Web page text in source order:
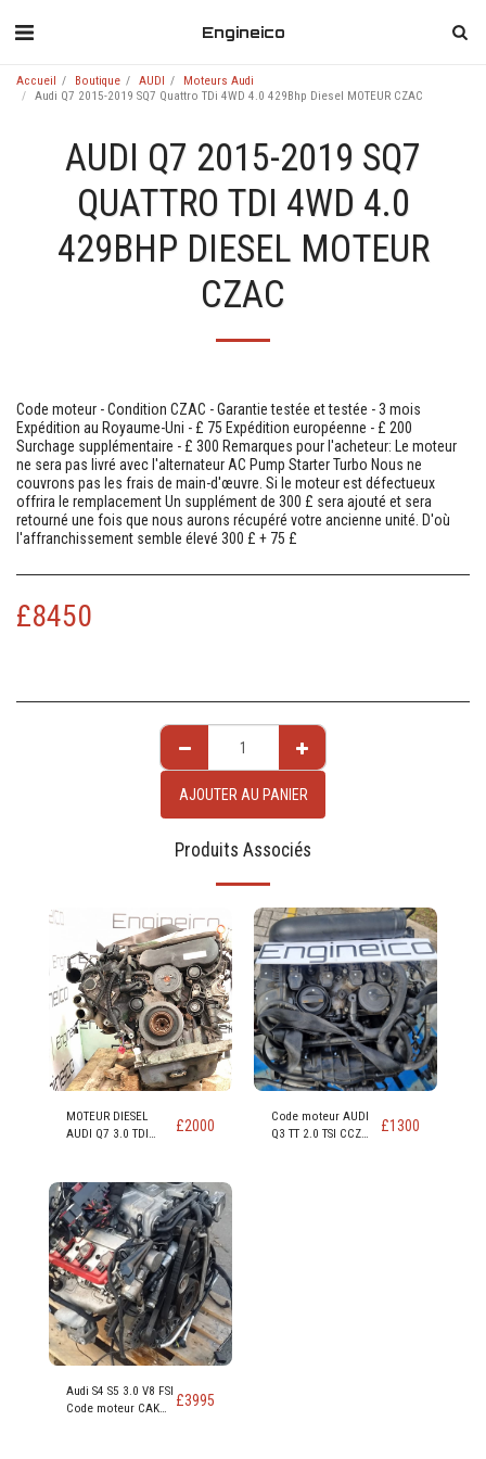
Engineico
Accueil Boutique AUDI
Moteurs Audi
Audi Q7 2015-2019 SQ7 Quattro TDi 4WD 4.0 429Bhp Diesel MOTEUR CZAC
AUDI Q7 2015-2019 SQ7
QUATTRO TDI 4WD 4.0
429BHP DIESEL MOTEUR
CZAC
Code moteur - Condition CZAC - Garantie testée et testée - 3 mois
Expédition au Royaume-Uni - £ 75 Expédition européenne - £ 200
Surchage supplémentaire - £ 300 Remarques pour l'acheteur: Le moteur
ne sera pas livré avec l'alternateur AC Pump Starter Turbo Nous ne
couvrons pas les frais de main-d'œuvre. Si le moteur est défectueux
offrira le remplacement Un supplément de 300 £ sera ajouté et sera
retourné une fois que nous aurons récupéré votre ancienne unité. D'où
l'affranchissement semble élevé 300 £ + 75 £
£8450
AJOUTER AU PANIER
Produits Associés
MOTEUR DIESEL
AUDI Q7 3.0 TDI
£2000
Code moteur AUDI
Q3 TT 2.0 TSI CCZ
£1300
Audi S4 S5 3.0 V8 FSI
Code moteur CAK
£3995